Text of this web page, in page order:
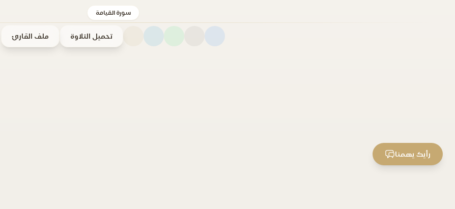
سورة القيامة
تحميل التلاوة ملف القارئ
رأيك يهمنا